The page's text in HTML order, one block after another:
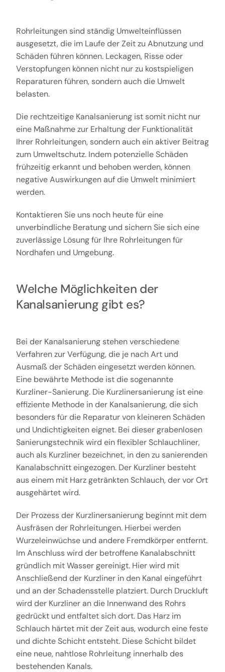
Rohrleitungen sind ständig Umwelteinflüssen
ausgesetzt, die im Laufe der Zeit zu Abnutzung und
Schäden führen können. Leckagen, Risse oder
Verstopfungen können nicht nur zu kostspieligen
Reparaturen führen, sondern auch die Umwelt
belasten.
Die rechtzeitige Kanalsanierung ist somit nicht nur
eine Maßnahme zur Erhaltung der Funktionalität
Ihrer Rohrleitungen, sondern auch ein aktiver Beitrag
zum Umweltschutz. Indem potenzielle Schäden
frühzeitig erkannt und behoben werden, können
negative Auswirkungen auf die Umwelt minimiert
werden.
Kontaktieren Sie uns noch heute für eine
unverbindliche Beratung und sichern Sie sich eine
zuverlässige Lösung für Ihre Rohrleitungen für
Nordhafen und Umgebung.
Welche Möglichkeiten der
Kanalsanierung gibt es?
Bei der Kanalsanierung stehen verschiedene
Verfahren zur Verfügung, die je nach Art und
Ausmaß der Schäden eingesetzt werden können.
Eine bewährte Methode ist die sogenannte
Kurzliner-Sanierung. Die Kurzlinersanierung ist eine
effiziente Methode in der Kanalsanierung, die sich
besonders für die Reparatur von kleineren Schäden
und Undichtigkeiten eignet. Bei dieser grabenlosen
Sanierungstechnik wird ein flexibler Schlauchliner,
auch als Kurzliner bezeichnet, in den zu sanierenden
Kanalabschnitt eingezogen. Der Kurzliner besteht
aus einem mit Harz getränkten Schlauch, der vor Ort
ausgehärtet wird.
Der Prozess der Kurzlinersanierung beginnt mit dem
Ausfräsen der Rohrleitungen. Hierbei werden
Wurzeleinwüchse und andere Fremdkörper entfernt.
Im Anschluss wird der betroffene Kanalabschnitt
gründlich mit Wasser gereinigt. Hier wird mit
Anschließend der Kurzliner in den Kanal eingeführt
und an der Schadensstelle platziert. Durch Druckluft
wird der Kurzliner an die Innenwand des Rohrs
gedrückt und entfaltet sich dort. Das Harz im
Schlauch härtet mit der Zeit aus, wodurch eine feste
und dichte Schicht entsteht. Diese Schicht bildet
eine neue, nahtlose Rohrleitung innerhalb des
bestehenden Kanals.